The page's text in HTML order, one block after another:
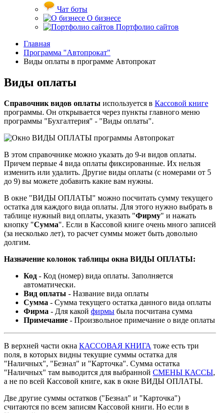
Чат боты
О бизнесе
Портфолио сайтов
Главная
Программа "Автопрокат"
Виды оплаты в программе Автопрокат
Виды оплаты
Справочник видов оплаты используется в Кассовой книге
программы. Он открывается через пункты главного меню
программы "Бухгалтерия" - "Виды оплаты".
В этом справочнике можно указать до 9-и видов оплаты.
Причем первые 4 вида оплаты фиксированные. Их нельзя
изменить или удалить. Другие виды оплаты (с номерами от 5
до 9) вы можете добавить какие вам нужны.
В окне "ВИДЫ ОПЛАТЫ" можно посчитать сумму текущего
остатка для каждого вида оплаты. Для этого нужно выбрать в
таблице нужный вид оплаты, указать "Фирму" и нажать
кнопку "Сумма". Если в Кассовой книге очень много записей
(за несколько лет), то расчет суммы может быть довольно
долгим.
Назначение колонок таблицы окна ВИДЫ ОПЛАТЫ:
Код - Код (номер) вида оплаты. Заполняется
автоматически.
Вид оплаты - Название вида оплаты
Сумма - Сумма текущего остатка данного вида оплаты
Фирма - Для какой фирмы была посчитана сумма
Примечание - Произвольное примечание о виде оплаты
В верхней части окна КАССОВАЯ КНИГА тоже есть три
поля, в которых видны текущие суммы остатка для
"Наличных", "Безнал" и "Карточка". Сумма остатка
"Наличных" там выводится для выбранной СМЕНЫ КАССЫ,
а не по всей Кассовой книге, как в окне ВИДЫ ОПЛАТЫ.
Две другие суммы остатков ("Безнал" и "Карточка")
считаются по всем записям Кассовой книги. Но если в